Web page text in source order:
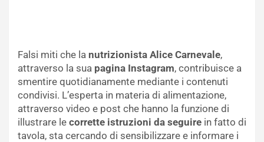
Falsi miti che la nutrizionista Alice Carnevale,
attraverso la sua pagina Instagram, contribuisce a
smentire quotidianamente mediante i contenuti
condivisi. L’esperta in materia di alimentazione,
attraverso video e post che hanno la funzione di
illustrare le corrette istruzioni da seguire in fatto di
tavola, sta cercando di sensibilizzare e informare i